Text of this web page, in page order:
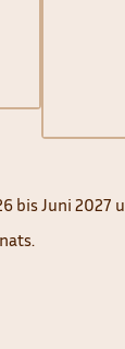
bis Juni 2027